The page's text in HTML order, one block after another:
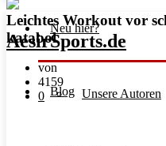
Unsere Autoren
Neu hier?
Blog
Leichtes Workout vor
katabol
von
4159
0